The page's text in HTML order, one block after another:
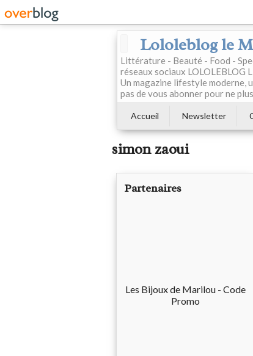
Lololeblog le
Littérature - Beauté - Food -
réseaux sociaux LOLOLEBLOG
Un magazine lifestyle moderne,
pas de vous abonner pour ne
Accueil Newsletter
simon zaoui
Partenaires
Les Bijoux de Marilou - Code
Promo